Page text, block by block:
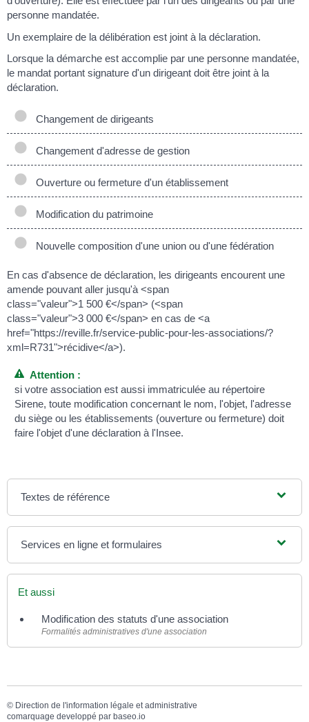
personne mandatée.
Un exemplaire de la délibération est joint à la déclaration.
Lorsque la démarche est accomplie par une personne mandatée,
le mandat portant signature d'un dirigeant doit être joint à la
déclaration.
Changement de dirigeants
Changement d'adresse de gestion
Ouverture ou fermeture d'un établissement
Modification du patrimoine
Nouvelle composition d'une union ou d'une fédération
En cas d'absence de déclaration, les dirigeants encourent une
amende pouvant aller jusqu'à <span
class="valeur">1 500 €</span> (<span
class="valeur">3 000 €</span> en cas de <a
href="https://reville.fr/service-public-pour-les-associations/?
xml=R731">récidive</a>).
Attention :
si votre association est aussi immatriculée au répertoire
Sirene, toute modification concernant le nom, l'objet, l'adresse
du siège ou les établissements (ouverture ou fermeture) doit
faire l'objet d'une déclaration à l'Insee.
Textes de référence
Services en ligne et formulaires
Et aussi
Modification des statuts d'une association
Formalités administratives d'une association
© Direction de l'information légale et administrative
comarquage developpé par baseo.io